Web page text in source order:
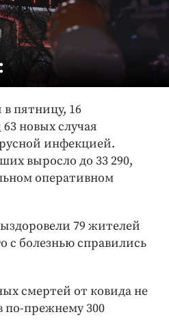
пятницу, 16
63 новых случая
инфекцией.
выросло до 33 290,
оперативном
79 жителей
с болезнью справились
смертей от ковида не
по-прежнему 300